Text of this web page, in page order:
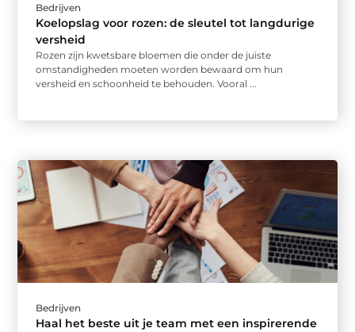
Bedrijven
Koelopslag voor rozen: de sleutel tot langdurige
versheid
Rozen zijn kwetsbare bloemen die onder de juiste
omstandigheden moeten worden bewaard om hun
versheid en schoonheid te behouden. Vooral ...
Bedrijven
Haal het beste uit je team met een inspirerende